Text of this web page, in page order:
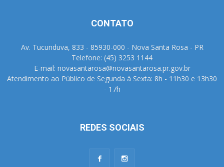
CONTATO
Av. Tucunduva, 833 - 85930-000 - Nova Santa Rosa - PR
Telefone: (45) 3253 1144
E-mail: novasantarosa@novasantarosa.pr.gov.br
Atendimento ao Público de Segunda à Sexta: 8h - 11h30 e 13h30
- 17h
REDES SOCIAIS